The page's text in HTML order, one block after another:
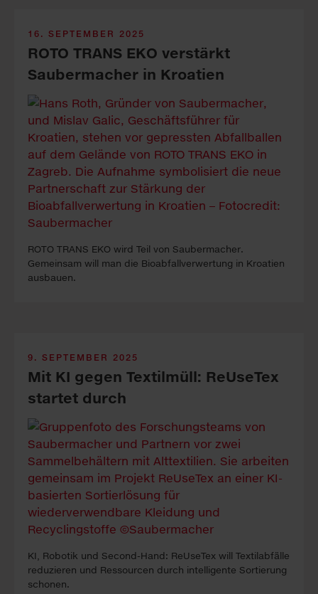
16. SEPTEMBER 2025
ROTO TRANS EKO verstärkt
Saubermacher in Kroatien
ROTO TRANS EKO wird Teil von Saubermacher.
Gemeinsam will man die Bioabfallverwertung in Kroatien
ausbauen.
9. SEPTEMBER 2025
Mit KI gegen Textilmüll: ReUseTex
startet durch
KI, Robotik und Second-Hand: ReUseTex will Textilabfälle
reduzieren und Ressourcen durch intelligente Sortierung
schonen.